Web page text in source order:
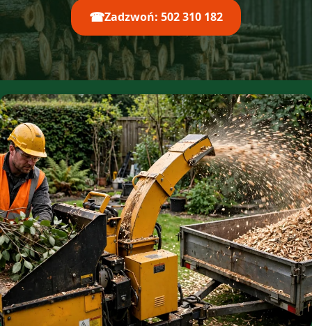
☎Zadzwoń: 502 310 182